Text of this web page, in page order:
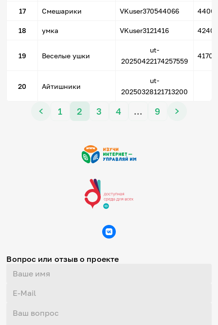
17 Смешарики VKuser370544066
18 умка VKuser3121416
19 Веселые ушки
ut-
20250422174257559
20 Айтишники
ut-
20250328121713200
1 2 3 4 … 9
Вопрос или отзыв о проекте